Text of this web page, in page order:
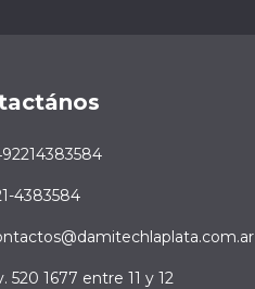
4383584
520 1677 entre 11 y 12